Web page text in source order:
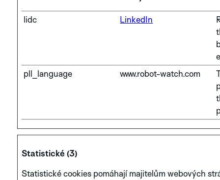
lidc LinkedIn
pll_language
www.robot-watch.com
Statistické (3)
Statistické cookies pomáhají majitelům webových